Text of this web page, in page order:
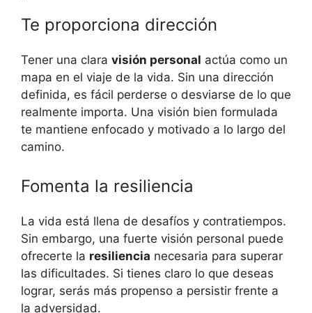
Te proporciona dirección
Tener una clara visión personal actúa como un
mapa en el viaje de la vida. Sin una dirección
definida, es fácil perderse o desviarse de lo que
realmente importa. Una visión bien formulada
te mantiene enfocado y motivado a lo largo del
camino.
Fomenta la resiliencia
La vida está llena de desafíos y contratiempos.
Sin embargo, una fuerte visión personal puede
ofrecerte la resiliencia necesaria para superar
las dificultades. Si tienes claro lo que deseas
lograr, serás más propenso a persistir frente a
la adversidad.